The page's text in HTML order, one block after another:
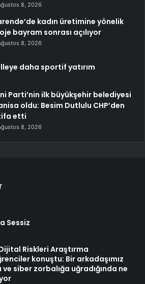
8, 2026
kadın üretimine yönelik
bayram sonrası açılıyor
8, 2026
daha sportif yatırım
Parti’nin ilk büyükşehir belediyesi
oldu: Besim Dutlulu CHP’den
etti
8, 2026
Sessiz
Riskleri Araştırma
konuştu: Bir arkadaşımız
siber zorbalığa uğradığında ne